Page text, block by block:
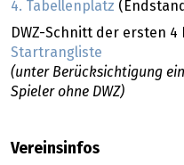
4. Tabellenplatz
DWZ-Schnitt der ersten 4
Startrangliste
(unter Berücksichtigung
Spieler ohne DWZ)
Vereinsinfos